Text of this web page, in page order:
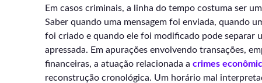
Em casos criminais, a linha do tempo costuma ser
Saber quando uma mensagem foi enviada, quando
foi criado e quando ele foi modificado pode separar
apressada. Em apurações envolvendo transações,
financeiras, a atuação relacionada a crimes
reconstrução cronológica. Um horário mal